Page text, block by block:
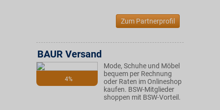
Zum Partnerprofil
4%
BAUR Versand
Mode, Schuhe und Möbel
bequem per Rechnung
oder Raten im Onlineshop
kaufen. BSW-Mitglieder
shoppen mit BSW-Vorteil.